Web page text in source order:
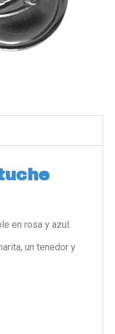
en rosa y azul.
un tenedor y